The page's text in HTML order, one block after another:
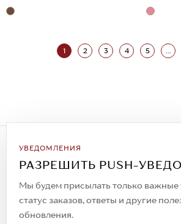
1 2 3 4 5 ...
УВЕДОМЛЕНИЯ
РАЗРЕШИТЬ PUSH-
Мы будем присылать только важные
статус заказов, ответы и другие
обновления.
Подписаться на рассылку
Всегда будьте в курсе новых
спецпредложений!